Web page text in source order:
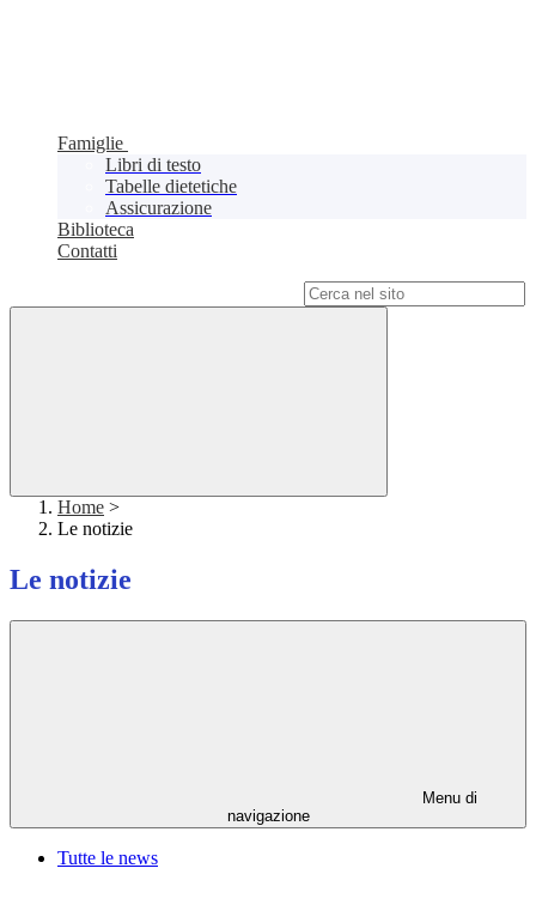
Famiglie
Libri di testo
Tabelle dietetiche
Assicurazione
Biblioteca
Contatti
Home >
Le notizie
Le notizie
Menu di
navigazione
Tutte le news